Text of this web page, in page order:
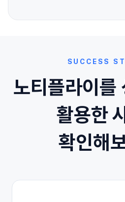
SUCCESS
노티플라이를
활용한
확인해